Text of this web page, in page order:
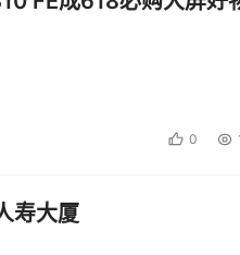
的矛盾困境。
0
寿大厦